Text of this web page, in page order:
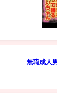
無職成人